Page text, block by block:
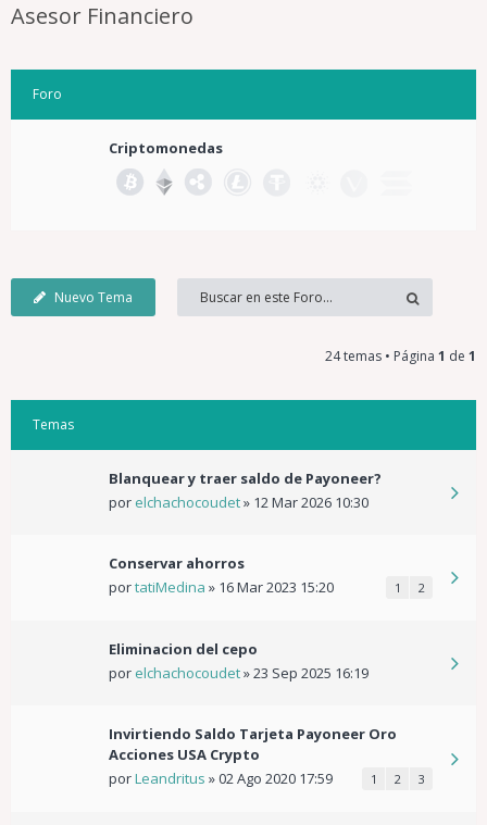
Asesor Financiero
Foro
Criptomonedas
Nuevo Tema
24 temas • Página 1 de 1
Temas
Blanquear y traer saldo de Payoneer?
por elchachocoudet» 12 Mar 2026 10:30
Conservar ahorros
portatiMedina » 16 Mar 2023 15:20 1 2
Eliminacion del cepo
por elchachocoudet»23 Sep 2025 16:19
Invirtiendo Saldo Tarjeta Payoneer Oro
Acciones USA Crypto
porLeandritus »02 Ago 2020 17:59 1 2 3